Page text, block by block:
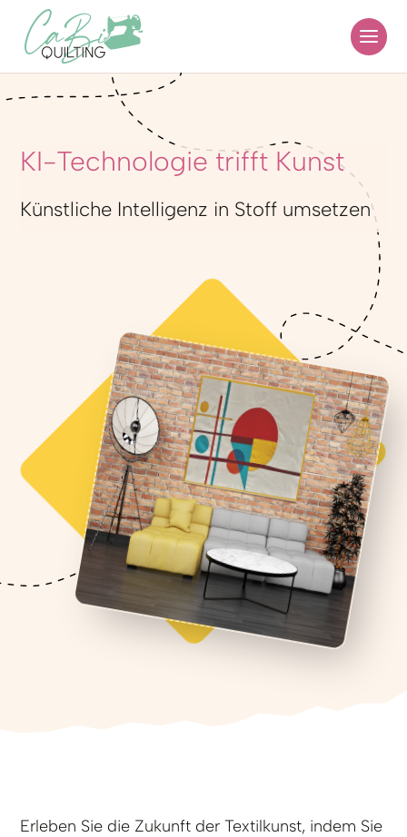
KI-Technologie trifft Kunst
Künstliche Intelligenz in Stoff umsetzen
Erleben Sie die Zukunft der Textilkunst, indem Sie